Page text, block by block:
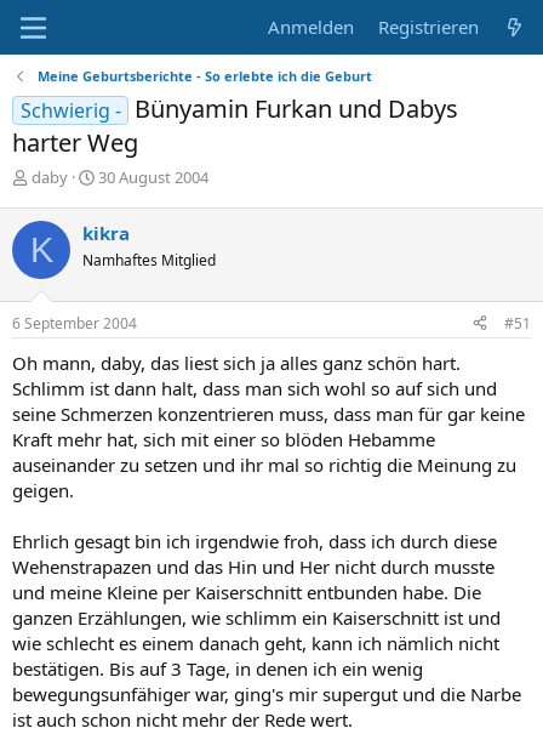
Anmelden Registrieren
Meine Geburtsberichte - So erlebte ich die Geburt
Schwierig -
Bünyamin Furkan und Dabys
harter Weg
E
s
t
e
l
l
e
daby
E
t
e
l
t
m
30 August 2004
K kikra
Namhaftes Mitglied
6 September 2004 #51
Oh mann, daby, das liest sich ja alles ganz schön hart.
Schlimm ist dann halt, dass man sich wohl so auf sich und
seine Schmerzen konzentrieren muss, dass man für gar keine
Kraft mehr hat, sich mit einer so blöden Hebamme
auseinander zu setzen und ihr mal so richtig die Meinung zu
geigen.
Ehrlich gesagt bin ich irgendwie froh, dass ich durch diese
Wehenstrapazen und das Hin und Her nicht durch musste
und meine Kleine per Kaiserschnitt entbunden habe. Die
ganzen Erzählungen, wie schlimm ein Kaiserschnitt ist und
wie schlecht es einem danach geht, kann ich nämlich nicht
bestätigen. Bis auf 3 Tage, in denen ich ein wenig
bewegungsunfähiger war, ging's mir supergut und die Narbe
ist auch schon nicht mehr der Rede wert.